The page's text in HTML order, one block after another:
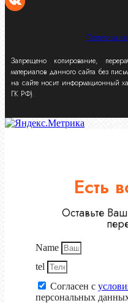
Политика
Запрещено копирование,
материалов данного сайта без
на сайте носит информационный
ГК РФ).
Есть
Оставьте
Name
tel
Согласен с
персональных